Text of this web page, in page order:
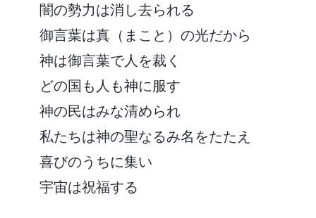
闇の勢力は消し去られる
御言葉は真（まこと）の光だから
神は御言葉で人を裁く
どの国も人も神に服す
神の民はみな清められ
私たちは神の聖なるみ名をたたえ
喜びのうちに集い
宇宙は祝福する